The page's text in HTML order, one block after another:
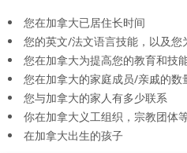
您在加拿大已居住长时间
您的英文/法文语言技能，以及您
您在加拿大为提高您的教育和技
您在加拿大的家庭成员/亲戚的数
您与加拿大的家人有多少联系
你在加拿大义工组织，宗教团体
在加拿大出生的孩子